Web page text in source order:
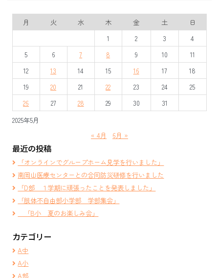
2025年5月
月 火 水 木 金 土
日
1
2 3
4
5
6 7 8 9 10
11
12
13 14 15 16 17
18
19
20 21 22 23 24
25
26
27 28 29 30 31
« 4月 6月 »
最近の投稿
「オンラインでグループホーム見学を行いました」
南岡山医療センターとの合同防災研修を行いました
「D部 １学期に頑張ったことを発表しました」
「肢体不自由部小学部 学部集会」
「B小 夏のお楽しみ会」
カテゴリー
A中
A小
A部